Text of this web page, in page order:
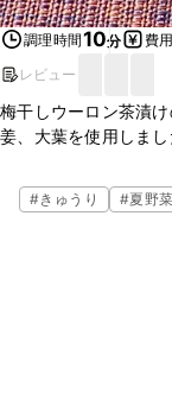
調理時間10分 費
レビュー
梅干しウーロン茶漬
姜、大葉を使用しま
アレンジしてくださ
よ。簡単に作ること
#きゅうり #夏野菜